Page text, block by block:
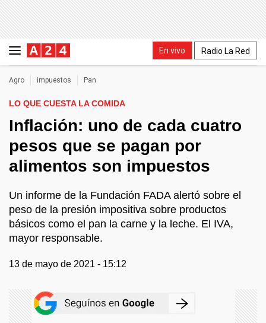
En vivo Radio La Red
Agro impuestos Pan
LO QUE CUESTA LA COMIDA
Inflación: uno de cada cuatro
pesos que se pagan por
alimentos son impuestos
Un informe de la Fundación FADA alertó sobre el
peso de la presión impositiva sobre productos
básicos como el pan la carne y la leche. El IVA,
mayor responsable.
13 de mayo de 2021 - 15:12